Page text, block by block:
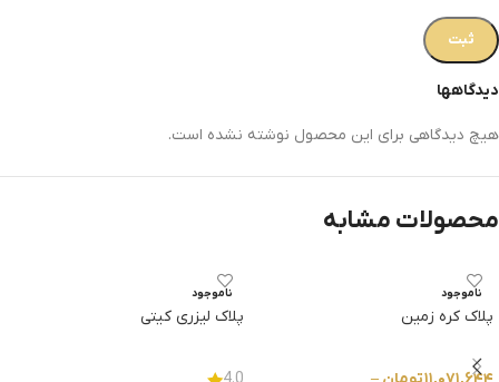
دیدگاهها
هیچ دیدگاهی برای این محصول نوشته نشده است.
محصولات مشابه
ناموجود
پلاک کره زمین
ناموجود
پلاک لیزری کیتی